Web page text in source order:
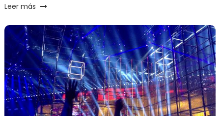
Leer más